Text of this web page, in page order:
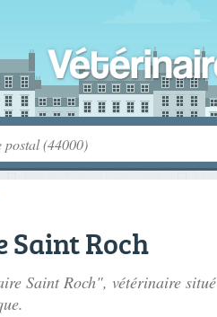
Roch
Saint Roch", vétérinaire situé